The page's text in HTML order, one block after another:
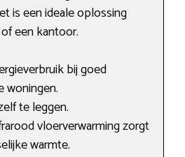
is een ideale oplossing
een kantoor.
bij goed
woningen.
te leggen.
vloerverwarming zorgt
warmte.